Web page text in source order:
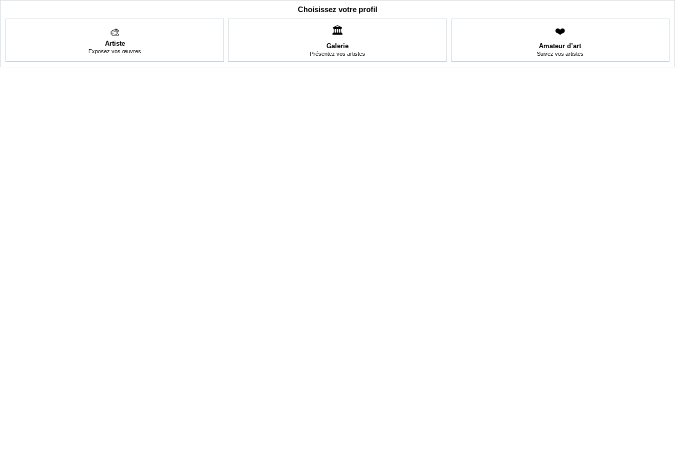
Choisissez votre profil
🎨
Artiste
Exposez vos œuvres
🏛️
Galerie
Présentez vos artistes
❤️
Amateur d’art
Suivez vos artistes